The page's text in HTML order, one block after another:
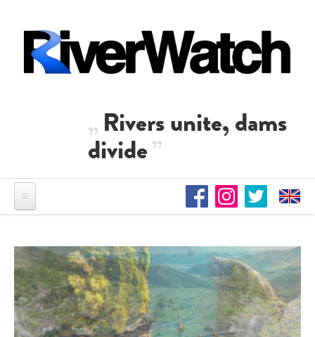
Rivers unite, dams
divide